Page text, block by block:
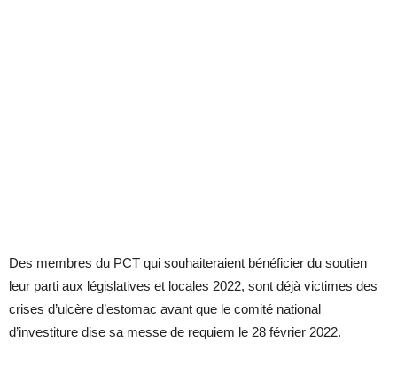
Des membres du PCT qui souhaiteraient bénéficier du soutien
leur parti aux législatives et locales 2022, sont déjà victimes des
crises d’ulcère d’estomac avant que le comité national
d’investiture dise sa messe de requiem le 28 février 2022.